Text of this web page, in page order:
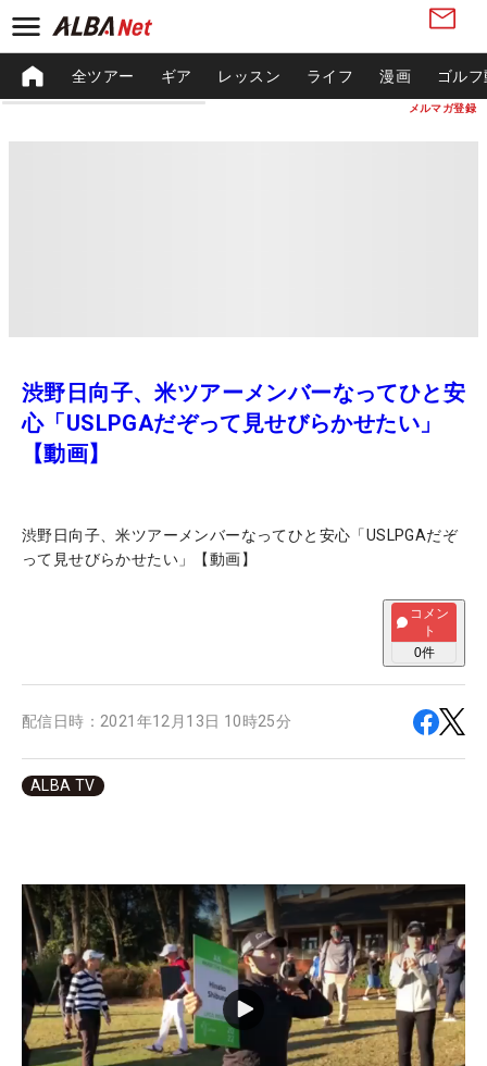
メルマガ登録
全ツアー ギア レッスン ライフ 漫画 ゴル
渋野日向子、米ツアーメンバーなってひと安
心「USLPGAだぞって見せびらかせたい」
【動画】
渋野日向子、米ツアーメンバーなってひと安心「USLPGAだぞ
って見せびらかせたい」【動画】
コメン
ト
0件
配信日時： 2021年12月13日 10時25分
ALBA TV